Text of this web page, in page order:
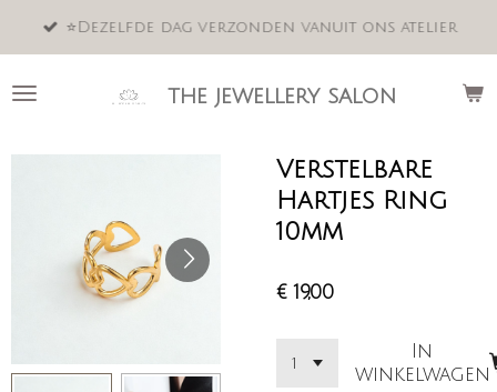
de
the jewellery salon
⭐️Dezelfde dag verzonden vanuit ons atelier
Verstelbare
Hartjes Ring
10mm
€ 19,00
In
winkelwagen